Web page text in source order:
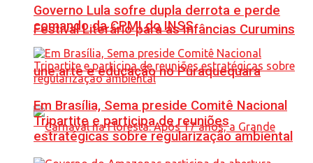
Festival Literário para as Infâncias Curumins
une arte e educação no Puraquequara
Governo Lula sofre dupla derrota e perde
comando da CPMI do INSS
Em Brasília, Sema preside Comitê Nacional
Tripartite e participa de reuniões
estratégicas sobre regularização ambiental